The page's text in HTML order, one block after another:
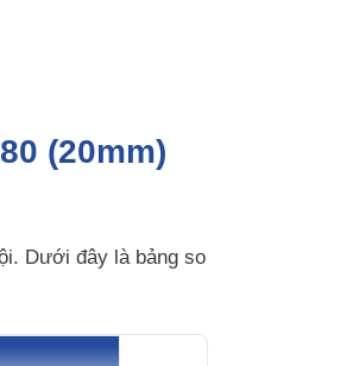
(20mm)
Dưới đây là bảng so